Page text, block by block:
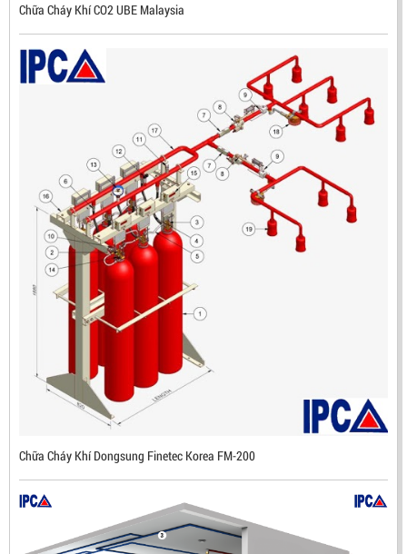
ĐẦU BÁO LỬA CHỐNG NỔ IR3- DX500 (MEKASENTRON
KOREA)
LIÊN HỆ
Mã sản phẩm: DX500
Chữa Cháy Khí CO2 UBE Malaysia
Chữa Cháy Khí Dongsung Finetec Korea FM-200